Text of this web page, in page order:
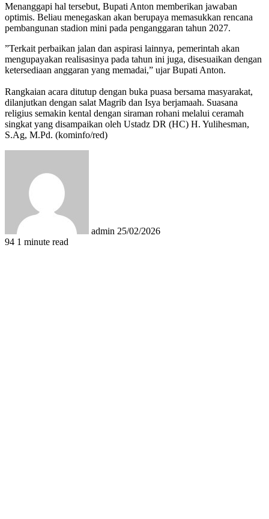
​Menanggapi hal tersebut, Bupati Anton memberikan jawaban
optimis. Beliau menegaskan akan berupaya memasukkan rencana
pembangunan stadion mini pada penganggaran tahun 2027.
​”Terkait perbaikan jalan dan aspirasi lainnya, pemerintah akan
mengupayakan realisasinya pada tahun ini juga, disesuaikan dengan
ketersediaan anggaran yang memadai,” ujar Bupati Anton.
​Rangkaian acara ditutup dengan buka puasa bersama masyarakat,
dilanjutkan dengan salat Magrib dan Isya berjamaah. Suasana
religius semakin kental dengan siraman rohani melalui ceramah
singkat yang disampaikan oleh Ustadz DR (HC) H. Yulihesman,
S.Ag, M.Pd. (kominfo/red)
admin 25/02/2026
94 1 minute read